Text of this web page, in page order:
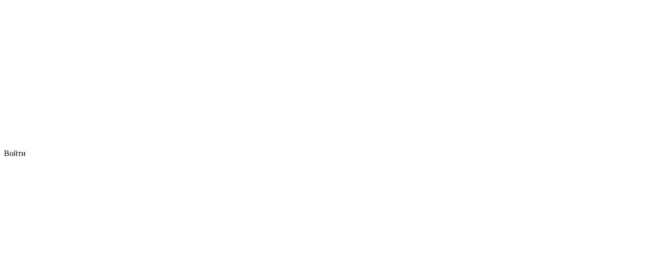
Войти